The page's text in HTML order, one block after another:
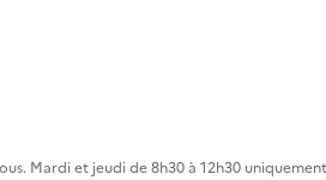
Mardi et jeudi de 8h30 à 12h30